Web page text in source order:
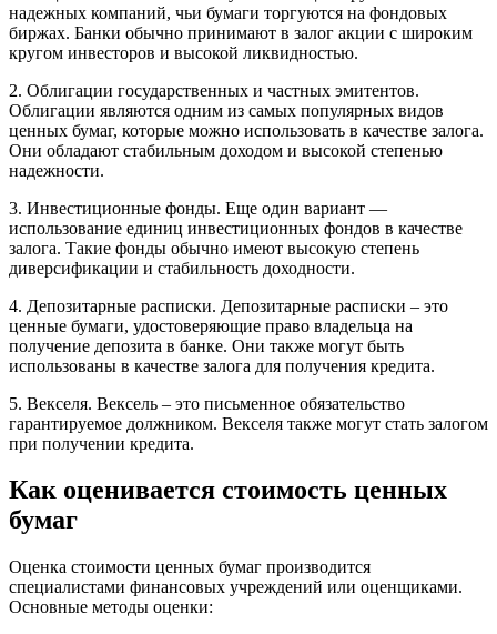
надежных компаний, чьи бумаги торгуются на фондовых
биржах. Банки обычно принимают в залог акции с широким
кругом инвесторов и высокой ликвидностью.
2. Облигации государственных и частных эмитентов.
Облигации являются одним из самых популярных видов
ценных бумаг, которые можно использовать в качестве залога.
Они обладают стабильным доходом и высокой степенью
надежности.
3. Инвестиционные фонды. Еще один вариант —
использование единиц инвестиционных фондов в качестве
залога. Такие фонды обычно имеют высокую степень
диверсификации и стабильность доходности.
4. Депозитарные расписки. Депозитарные расписки – это
ценные бумаги, удостоверяющие право владельца на
получение депозита в банке. Они также могут быть
использованы в качестве залога для получения кредита.
5. Векселя. Вексель – это письменное обязательство
гарантируемое должником. Векселя также могут стать залогом
при получении кредита.
Как оценивается стоимость ценных
бумаг
Оценка стоимости ценных бумаг производится
специалистами финансовых учреждений или оценщиками.
Основные методы оценки: